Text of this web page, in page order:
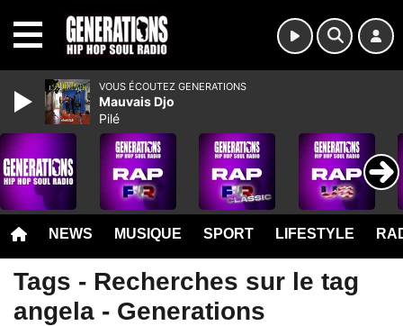
NEWS MUSIQUE SPORT LIFESTYLE
Tags - Recherches sur le tag
angela - Generations
VOUS ÉCOUTEZ GENERATIONS
Mauvais Djo
Pilé